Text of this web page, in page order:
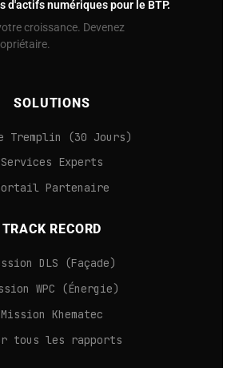
d'actifs numériques pour le BTP.
croissance. Devenez
SOLUTIONS
Tremplin (30 Jours)
Services Experts
Partenaire
TRACK RECORD
DLS (Façade)
WPC (Énergie)
Mission Khematec
tous les rapports